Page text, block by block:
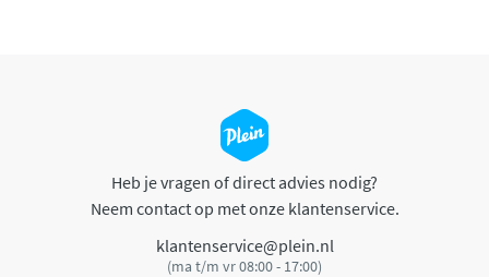
Heb je vragen of direct advies nodig?
Neem contact op met onze klantenservice.
klantenservice@plein.nl
(ma t/m vr 08:00 - 17:00)